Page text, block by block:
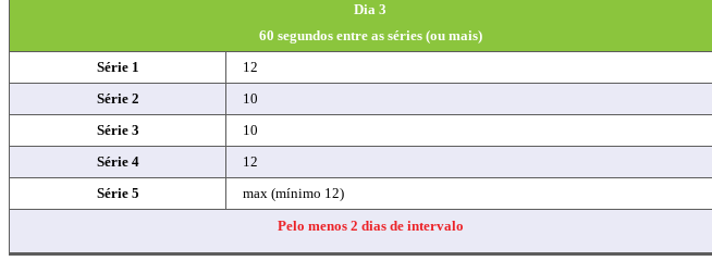
Dia 3
60 segundos entre as séries (ou mais)
Série 1 12
Série 2 10
Série 3 10
Série 4 12
Série 5 max (mínimo 12)
Pelo menos 2 dias de intervalo